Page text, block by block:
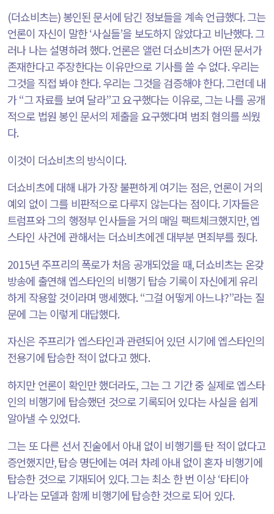
(더쇼비츠는) 봉인된 문서에 담긴 정보들을 계속 언급했다. 그는
언론이 자신이 말한‘사실들’을 보도하지 않았다고 비난했다. 그
러나 나는 설명하려 했다.언론은 앨런 더쇼비츠가 어떤 문서가
존재한다고 주장한다는 이유만으로 기사를 쓸 수 없다.우리는
그것을 직접 봐야 한다. 우리는 그것을 검증해야 한다.그런데 내
가“그 자료를 보여 달라”고 요구했다는 이유로, 그는 나를 공개
적으로 법원 봉인 문서의 제출을 요구했다며 범죄 혐의를 씌웠
다.
이것이 더쇼비츠의 방식이다.
더쇼비츠에 대해 내가 가장 불편하게 여기는 점은, 언론이 거의
예외 없이 그를 비판적으로 다루지 않는다는 점이다. 기자들은
트럼프와 그의 행정부 인사들을 거의 매일 팩트체크했지만,엡
스타인 사건에 관해서는 더쇼비츠에겐 대부분 면죄부를 줬다.
2015년 주프리의 폭로가 처음 공개되었을 때,더쇼비츠는 온갖
방송에 출연해 엡스타인의 비행기 탑승 기록이 자신에게 유리
하게 작용할 것이라며 맹세했다. “그걸 어떻게 아느냐?”라는 질
문에 그는 이렇게 대답했다.
자신은 주프리가 엡스타인과 관련되어 있던 시기에 엡스타인의
전용기에 탑승한 적이 없다고 했다.
하지만 언론이 확인만 했더라도, 그는 그 기간 중 실제로 엡스타
인의 비행기에 탑승했던 것으로 기록되어 있다는 사실을 쉽게
알아낼 수 있었다.
그는 또 다른 선서 진술에서 아내 없이 비행기를 탄 적이 없다고
증언했지만,탑승 명단에는 여러 차례 아내 없이 혼자 비행기에
탑승한 것으로 기재되어 있다.그는 최소 한 번 이상‘타티아
나’라는 모델과 함께 비행기에 탑승한 것으로 되어 있다.